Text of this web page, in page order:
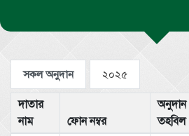
সকল অনুদান ২০২৫
দাতার
নাম
ফোন নম্বর
অনুদান
তহবিল